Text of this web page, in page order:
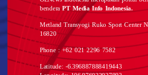
benderaPT Media Info Indonesia.
Metland Transyogi Ruko Sport Center
16820
Phone : +62 021 2296 7582
Latitude: -6.396887888419443